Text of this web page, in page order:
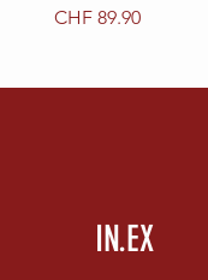
Preis
CHF 89.90
IN.EX